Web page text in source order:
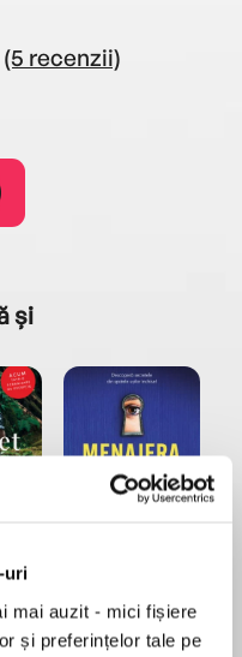
uri
mai auzit - mici fișiere
și preferințelor tale pe
(5 recenzii)
și